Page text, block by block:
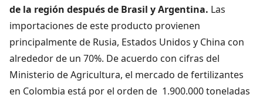
de la región después de Brasil y Argentina. Las
importaciones de este producto provienen
principalmente de Rusia, Estados Unidos y China con
alrededor de un 70%. De acuerdo con cifras del
Ministerio de Agricultura, el mercado de fertilizantes
en Colombia está por el orden de 1.900.000 toneladas